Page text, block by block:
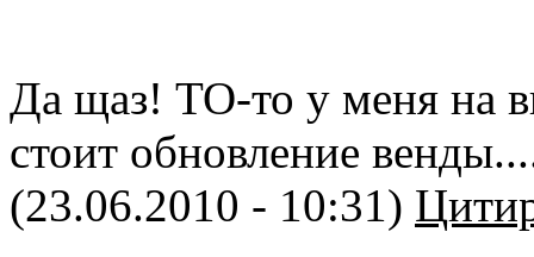
Да щаз! ТО-то у меня на
стоит обновление
(23.06.2010 - 10:31)